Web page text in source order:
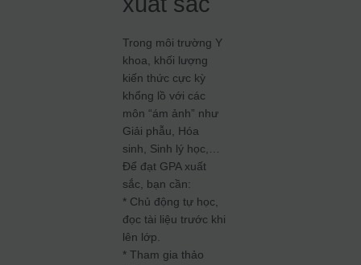
Trong môi trường Y
khoa, khối lượng
kiến thức cực kỳ
khổng lồ với các
môn “ám ảnh” như
Giải phẫu, Hóa
sinh, Sinh lý học,…
Để đạt GPA xuất
sắc, bạn cần:
* Chủ động tự học,
đọc tài liệu trước khi
lên lớp.
* Tham gia thảo